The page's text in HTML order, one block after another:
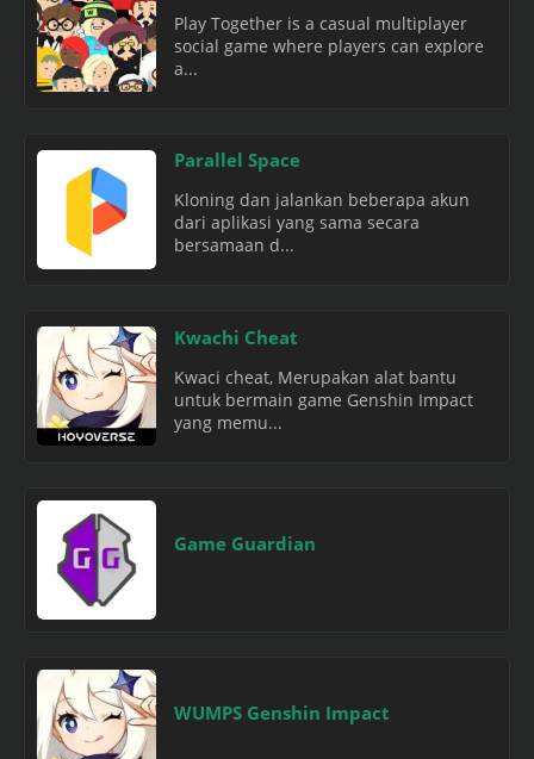
Play Together is a casual multiplayer
social game where players can explore
a...
Parallel Space
Kloning dan jalankan beberapa akun
dari aplikasi yang sama secara
bersamaan d...
Kwachi Cheat
Kwaci cheat, Merupakan alat bantu
untuk bermain game Genshin Impact
yang memu...
Game Guardian
WUMPS Genshin Impact